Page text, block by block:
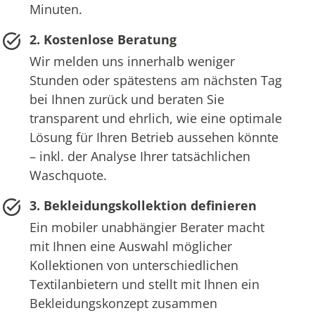
Minuten.
2. Kostenlose Beratung
Wir melden uns innerhalb weniger
Stunden oder spätestens am nächsten Tag
bei Ihnen zurück und beraten Sie
transparent und ehrlich, wie eine optimale
Lösung für Ihren Betrieb aussehen könnte
– inkl. der Analyse Ihrer tatsächlichen
Waschquote.
3. Bekleidungskollektion definieren
Ein mobiler unabhängier Berater macht
mit Ihnen eine Auswahl möglicher
Kollektionen von unterschiedlichen
Textilanbietern und stellt mit Ihnen ein
Bekleidungskonzept zusammen